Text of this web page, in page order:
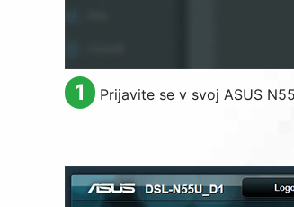
1 Prijavite se v svoj ASUS